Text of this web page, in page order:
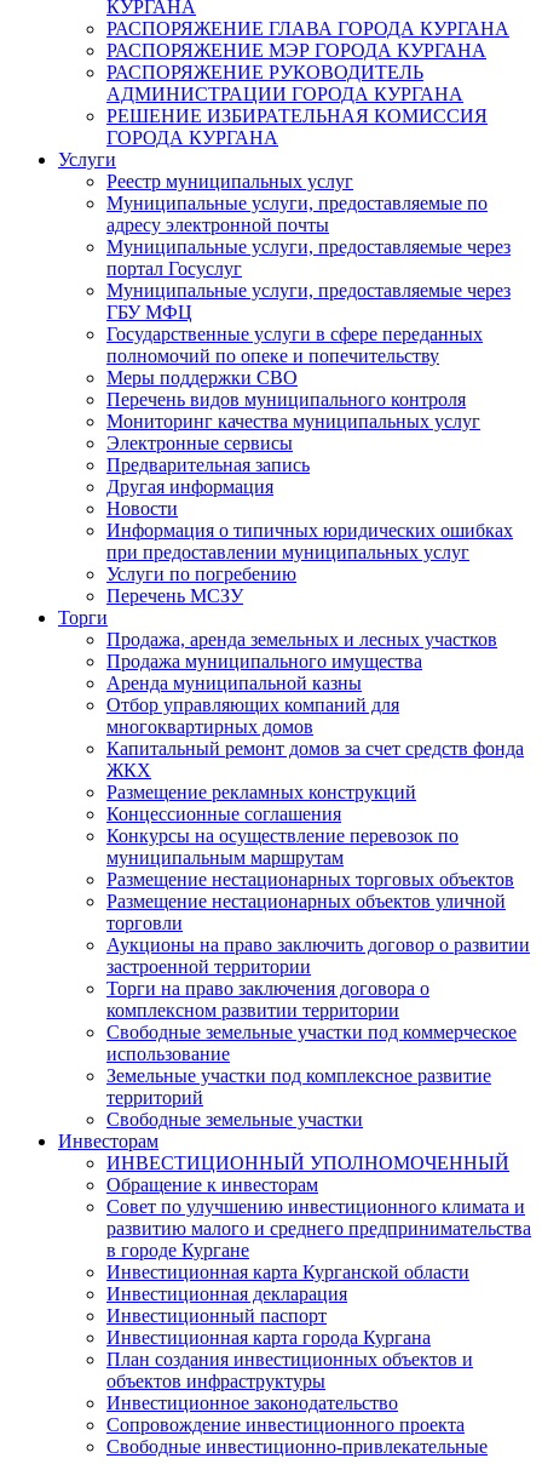
КУРГАНА
РАСПОРЯЖЕНИЕ ГЛАВА ГОРОДА КУРГАНА
РАСПОРЯЖЕНИЕ МЭР ГОРОДА КУРГАНА
РАСПОРЯЖЕНИЕ РУКОВОДИТЕЛЬ
АДМИНИСТРАЦИИ ГОРОДА КУРГАНА
РЕШЕНИЕ ИЗБИРАТЕЛЬНАЯ КОМИССИЯ
ГОРОДА КУРГАНА
Услуги
Реестр муниципальных услуг
Муниципальные услуги, предоставляемые по
адресу электронной почты
Муниципальные услуги, предоставляемые через
портал Госуслуг
Муниципальные услуги, предоставляемые через
ГБУ МФЦ
Государственные услуги в сфере переданных
полномочий по опеке и попечительству
Меры поддержки СВО
Перечень видов муниципального контроля
Мониторинг качества муниципальных услуг
Электронные сервисы
Предварительная запись
Другая информация
Новости
Информация о типичных юридических ошибках
при предоставлении муниципальных услуг
Услуги по погребению
Перечень МСЗУ
Торги
Продажа, аренда земельных и лесных участков
Продажа муниципального имущества
Аренда муниципальной казны
Отбор управляющих компаний для
многоквартирных домов
Капитальный ремонт домов за счет средств фонда
ЖКХ
Размещение рекламных конструкций
Концессионные соглашения
Конкурсы на осуществление перевозок по
муниципальным маршрутам
Размещение нестационарных торговых объектов
Размещение нестационарных объектов уличной
торговли
Аукционы на право заключить договор о развитии
застроенной территории
Торги на право заключения договора о
комплексном развитии территории
Свободные земельные участки под коммерческое
использование
Земельные участки под комплексное развитие
территорий
Свободные земельные участки
Инвесторам
ИНВЕСТИЦИОННЫЙ УПОЛНОМОЧЕННЫЙ
Обращение к инвесторам
Совет по улучшению инвестиционного климата и
развитию малого и среднего предпринимательства
в городе Кургане
Инвестиционная карта Курганской области
Инвестиционная декларация
Инвестиционный паспорт
Инвестиционная карта города Кургана
План создания инвестиционных объектов и
объектов инфраструктуры
Инвестиционное законодательство
Сопровождение инвестиционного проекта
Свободные инвестиционно-привлекательные